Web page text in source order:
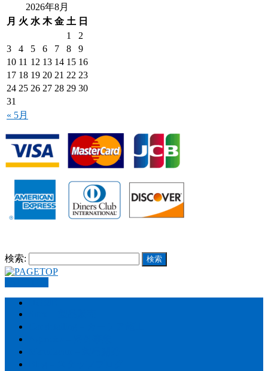
2026年8月
月 火 水 木 金 土 日
« 5月
1
2
3
4 5 6 7 8
9
10 11 12 13 14 15 16
17 18 19 20 21 22 23
24 25 26 27 28 29 30
31
検索: